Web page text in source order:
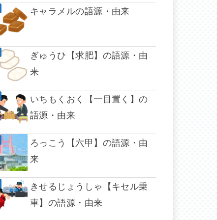
キャラメルの語源・由来
ぎゅうひ【求肥】の語源・由
来
いちもくおく【一目置く】の
語源・由来
ろっこう【六甲】の語源・由
来
きせるじょうしゃ【キセル乗
車】の語源・由来